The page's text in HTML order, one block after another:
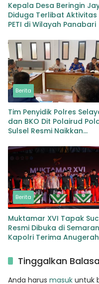
Kepala Desa Beringin
Diduga Terlibat Aktivitas
PETI di Wilayah Panabari
Berita
Tim Penyidik Polres
dan BKO Dit Polairud
Sulsel Resmi Naikkan
Tahap Penyidikan
Berita
Muktamar XVI Tapak
Resmi Dibuka di
Kapolri Terima Anugerah
Tinggalkan
Anda harus masuk untuk